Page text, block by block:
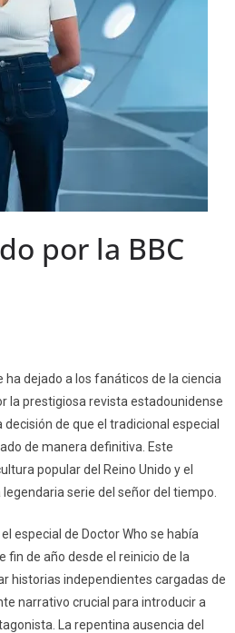
por la BBC
dejado a los fanáticos de la ciencia
la prestigiosa revista estadounidense
de que el tradicional especial
de manera definitiva. Este
popular del Reino Unido y el
serie del señor del tiempo.
especial de Doctor Who se había
de año desde el reinicio de la
historias independientes cargadas de
narrativo crucial para introducir a
La repentina ausencia del